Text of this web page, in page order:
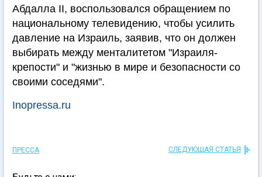
Абдалла II, воспользовался обращением по
национальному телевидению, чтобы усилить
давление на Израиль, заявив, что он должен
выбирать между менталитетом "Израиля-
крепости" и "жизнью в мире и безопасности со
своими соседями".
Inopressa.ru
ПРЕССА СЛЕДУЮЩАЯ СТАТЬЯ